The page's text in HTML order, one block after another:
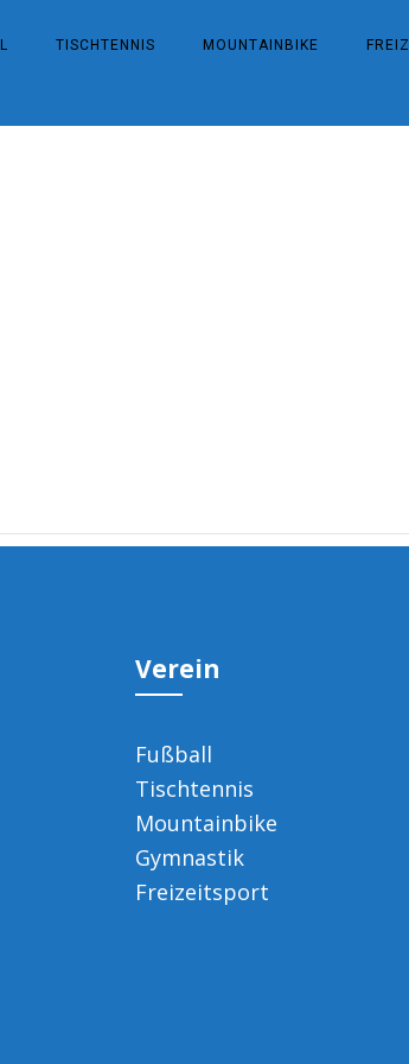
TISCHTENNIS MOUNTAINBIKE
Verein
Fußball
Tischtennis
Mountainbike
Gymnastik
Freizeitsport